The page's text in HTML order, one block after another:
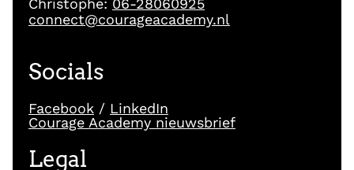
Christophe: 06-28060925
connect@courageacademy.nl
Socials
Facebook / LinkedIn
Courage Academy nieuwsbrief
Legal